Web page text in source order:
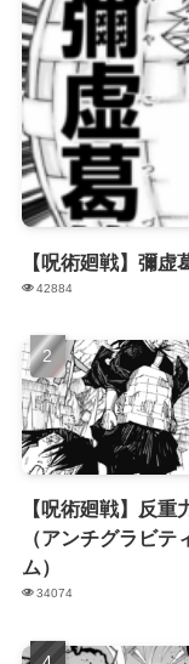
【呪術廻戦】彌虚
42884
【呪術廻戦】反重
（アンチグラビテ
ム）
34074